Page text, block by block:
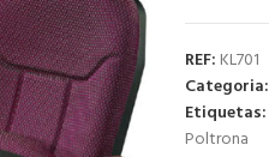
REF: KL701
Categoria:
Etiquetas:
Poltrona